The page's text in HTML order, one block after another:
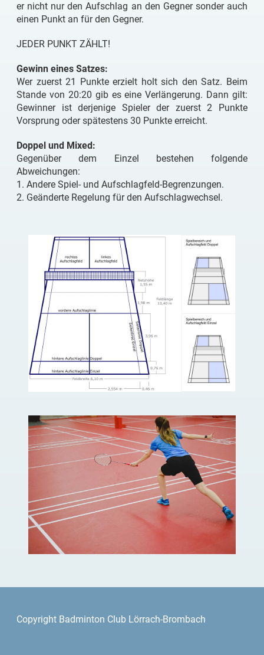
er nicht nur den Aufschlag an den Gegner sonder auch
einen Punkt an für den Gegner.
JEDER PUNKT ZÄHLT!
Gewinn eines Satzes:
Wer zuerst 21 Punkte erzielt holt sich den Satz. Beim
Stande von 20:20 gib es eine Verlängerung. Dann gilt:
Gewinner ist derjenige Spieler der zuerst 2 Punkte
Vorsprung oder spätestens 30 Punkte erreicht.
Doppel und Mixed:
Gegenüber dem Einzel bestehen folgende
Abweichungen:
1. Andere Spiel- und Aufschlagfeld-Begrenzungen.
2. Geänderte Regelung für den Aufschlagwechsel.
Copyright Badminton Club Lörrach-Brombach